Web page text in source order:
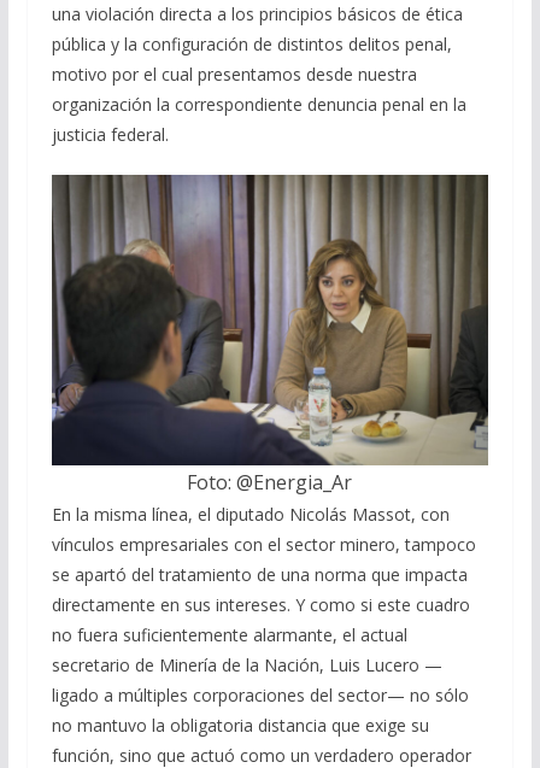
una violación directa a los principios básicos de ética
pública y la configuración de distintos delitos penal,
motivo por el cual presentamos desde nuestra
organización la correspondiente denuncia penal en la
justicia federal.
Foto: @Energia_Ar
En la misma línea, el diputado Nicolás Massot, con
vínculos empresariales con el sector minero, tampoco
se apartó del tratamiento de una norma que impacta
directamente en sus intereses. Y como si este cuadro
no fuera suficientemente alarmante, el actual
secretario de Minería de la Nación, Luis Lucero —
ligado a múltiples corporaciones del sector— no sólo
no mantuvo la obligatoria distancia que exige su
función, sino que actuó como un verdadero operador